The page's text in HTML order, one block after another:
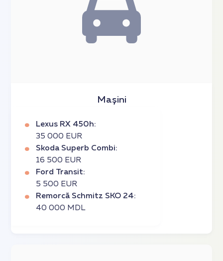
Mașini
Lexus RX 450h:
35 000 EUR
Skoda Superb Combi:
16 500 EUR
Ford Transit:
5 500 EUR
Remorcă Schmitz SKO 24:
40 000 MDL